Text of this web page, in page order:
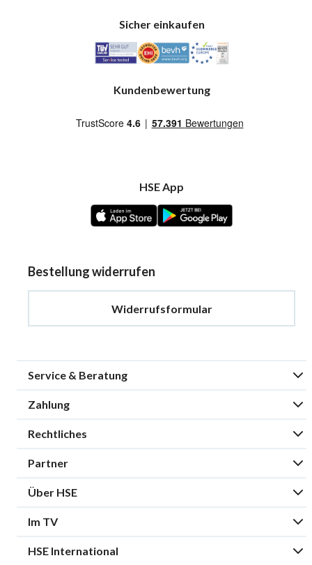
Sicher einkaufen
Kundenbewertung
HSE App
Bestellung widerrufen
Widerrufsformular
Service & Beratung
Zahlung
Rechtliches
Partner
Über HSE
Im TV
HSE International